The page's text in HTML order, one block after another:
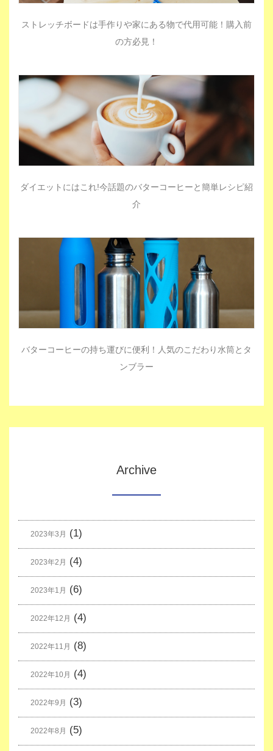
ストレッチボードは手作りや家にある物で代用可能！購入前
の方必見！
ダイエットにはこれ!今話題のバターコーヒーと簡単レシピ紹
介
バターコーヒーの持ち運びに便利！人気のこだわり水筒とタ
ンブラー
Archive
2023年3月 (1)
2023年2月 (4)
2023年1月 (6)
2022年12月 (4)
2022年11月 (8)
2022年10月 (4)
2022年9月 (3)
2022年8月 (5)